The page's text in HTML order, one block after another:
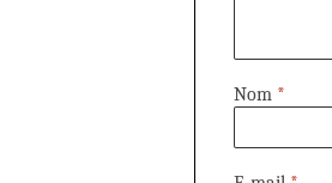
Nom *